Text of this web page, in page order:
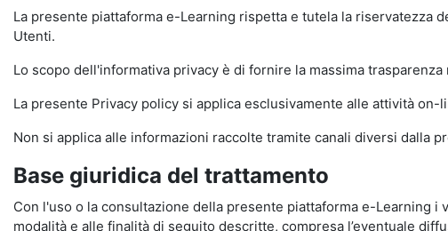
La presente piattaforma e-Learning rispetta e tutela la
Utenti.
Lo scopo dell'informativa privacy è di fornire la massima
La presente Privacy policy si applica esclusivamente alle attività
Non si applica alle informazioni raccolte tramite canali diversi dalla
Base giuridica del trattamento
Con l'uso o la consultazione della presente piattaforma e-Learning
modalità e alle finalità di seguito descritte, compresa l’eventuale